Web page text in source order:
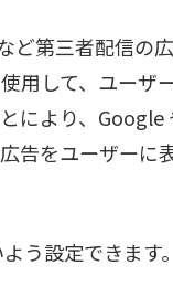
ど第三者配信の
用して、ユーザ
により、Google
告をユーザーに
う設定できます。